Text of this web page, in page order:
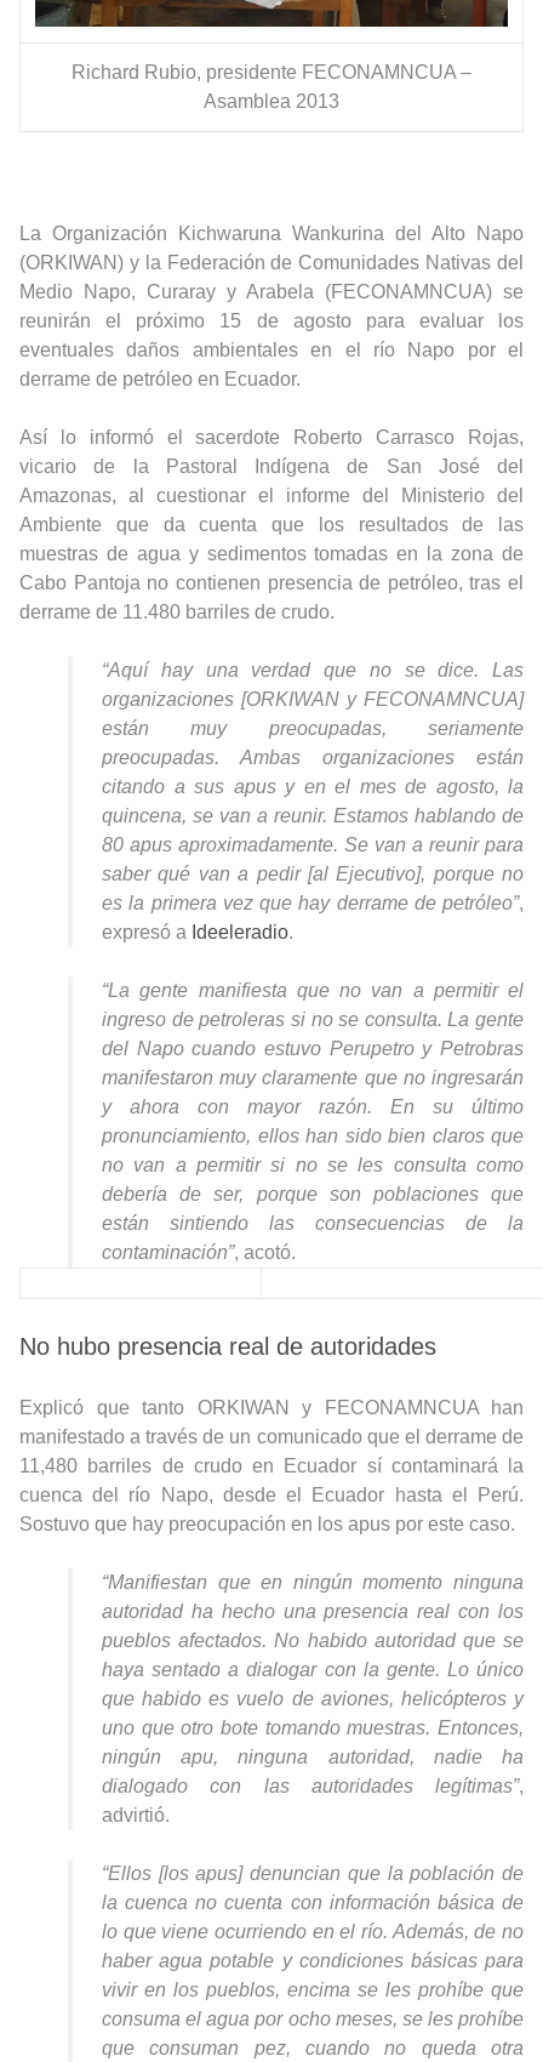
Richard Rubio, presidente FECONAMNCUA –
Asamblea 2013
La Organización Kichwaruna Wankurina del Alto Napo
(ORKIWAN) y la Federación de Comunidades Nativas del
Medio Napo, Curaray y Arabela (FECONAMNCUA) se
reunirán el próximo 15 de agosto para evaluar los
eventuales daños ambientales en el río Napo por el
derrame de petróleo en Ecuador.
Así lo informó el sacerdote Roberto Carrasco Rojas,
vicario de la Pastoral Indígena de San José del
Amazonas, al cuestionar el informe del Ministerio del
Ambiente que da cuenta que los resultados de las
muestras de agua y sedimentos tomadas en la zona de
Cabo Pantoja no contienen presencia de petróleo, tras el
derrame de 11.480 barriles de crudo.
“Aquí hay una verdad que no se dice. Las
organizaciones [ORKIWAN y FECONAMNCUA]
están muy preocupadas, seriamente
preocupadas. Ambas organizaciones están
citando a sus apus y en el mes de agosto, la
quincena, se van a reunir. Estamos hablando de
80 apus aproximadamente. Se van a reunir para
saber qué van a pedir [al Ejecutivo], porque no
es la primera vez que hay derrame de petróleo”,
expresó a Ideeleradio.
“La gente manifiesta que no van a permitir el
ingreso de petroleras si no se consulta. La gente
del Napo cuando estuvo Perupetro y Petrobras
manifestaron muy claramente que no ingresarán
y ahora con mayor razón. En su último
pronunciamiento, ellos han sido bien claros que
no van a permitir si no se les consulta como
debería de ser, porque son poblaciones que
están sintiendo las consecuencias de la
contaminación”, acotó.
No hubo presencia real de autoridades
Explicó que tanto ORKIWAN y FECONAMNCUA han
manifestado a través de un comunicado que el derrame de
11,480 barriles de crudo en Ecuador sí contaminará la
cuenca del río Napo, desde el Ecuador hasta el Perú.
Sostuvo que hay preocupación en los apus por este caso.
“Manifiestan que en ningún momento ninguna
autoridad ha hecho una presencia real con los
pueblos afectados. No habido autoridad que se
haya sentado a dialogar con la gente. Lo único
que habido es vuelo de aviones, helicópteros y
uno que otro bote tomando muestras. Entonces,
ningún apu, ninguna autoridad, nadie ha
dialogado con las autoridades legítimas”,
advirtió.
“Ellos [los apus] denuncian que la población de
la cuenca no cuenta con información básica de
lo que viene ocurriendo en el río. Además, de no
haber agua potable y condiciones básicas para
vivir en los pueblos, encima se les prohíbe que
consuma el agua por ocho meses, se les prohíbe
que consuman pez, cuando no queda otra